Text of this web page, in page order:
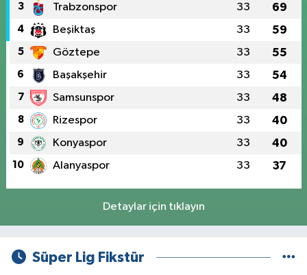
3 Trabzonspor 33 69
4 Beşiktaş 33 59
5 Göztepe 33 55
6 Başakşehir 33 54
7 Samsunspor 33 48
8 Rizespor 33 40
9 Konyaspor 33 40
10 Alanyaspor 33 37
Detaylar için tıklayın
Süper Lig Fikstür